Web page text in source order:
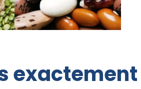
exactement